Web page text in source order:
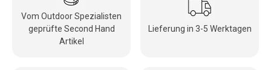
Vom Outdoor Spezialisten
geprüfte Second Hand
Artikel
Lieferung in 3-5 Werktagen